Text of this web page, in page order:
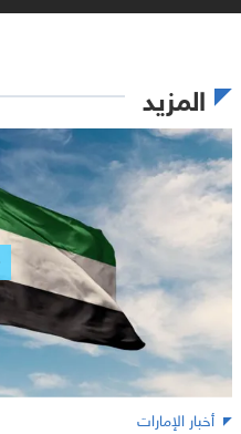
المزيد
أخبار الإمارات